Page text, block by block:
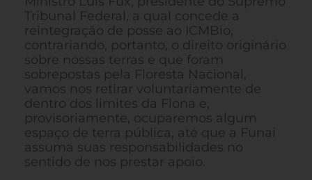
Tribunal Federal, a qual concede a
reintegração de posse ao ICMBio,
contrariando, portanto, o direito originário
sobre nossas terras e que foram
sobrepostas pela Floresta Nacional,
vamos nos retirar voluntariamente de
dentro dos limites da Flona e,
provisoriamente, ocuparemos algum
espaço de terra pública, até que a Funai
assuma suas responsabilidades no
sentido de nos prestar apoio.